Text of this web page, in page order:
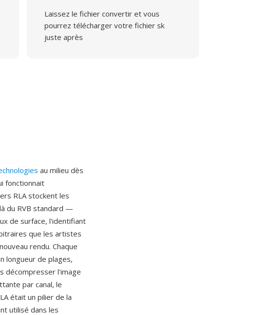
Laissez le fichier convertir et vous
pourrez télécharger votre fichier sk
juste après
au milieu dès
fonctionnait
RLA stockent les
du RVB standard —
de surface, l'identifiant
que les artistes
rendu. Chaque
longueur de plages,
décompresser l'image
par canal, le
était un pilier de la
utilisé dans les